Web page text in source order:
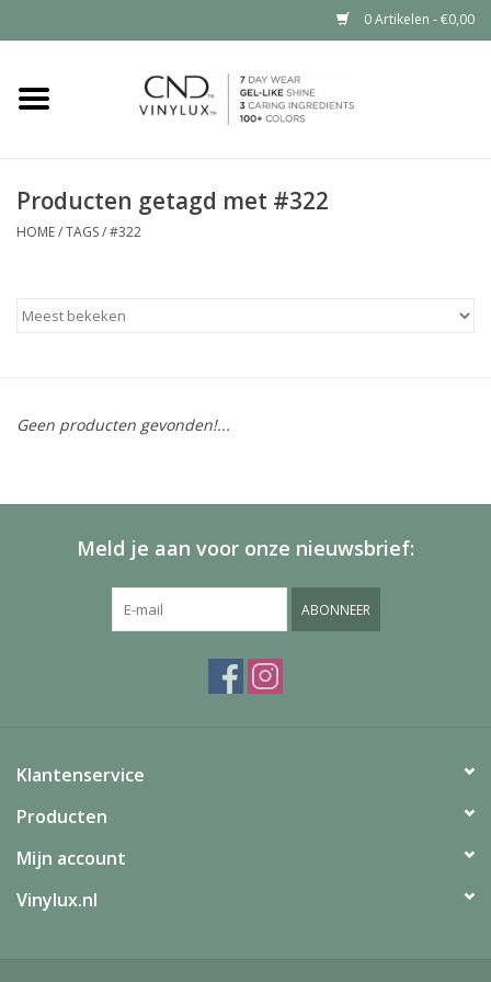
0 Artikelen - €0,00
Home
Nailart voor jou
Producten getagd met #322
HOME/TAGS/#322
Geen producten gevonden!...
Meld je aan voor onze nieuwsbrief:
ABONNEER
Klantenservice
Producten
Mijn account
Vinylux.nl